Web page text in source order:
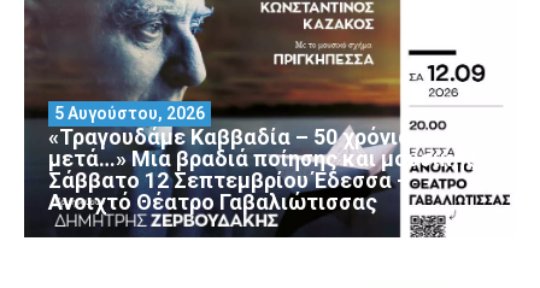
«Τραγουδάμε Καββαδία – 50 χρόνια
μετά…» Μια βραδιά ποίησης και μουσικής
Σάββατο 12 Σεπτεμβρίου Έδεσσα –
Ανοιχτό Θέατρο Γαβαλιώτισσας
5 Αυγούστου, 2026